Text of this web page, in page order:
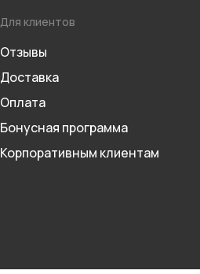
Для клиентов
Отзывы
Доставка
Оплата
Бонусная программа
Корпоративным клиентам